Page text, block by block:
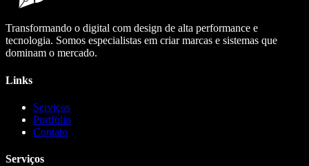
Transformando o digital com design de alta performance e
tecnologia. Somos especialistas em criar marcas e sistemas que
dominam o mercado.
Links
Serviços
Portfólio
Contato
Serviços